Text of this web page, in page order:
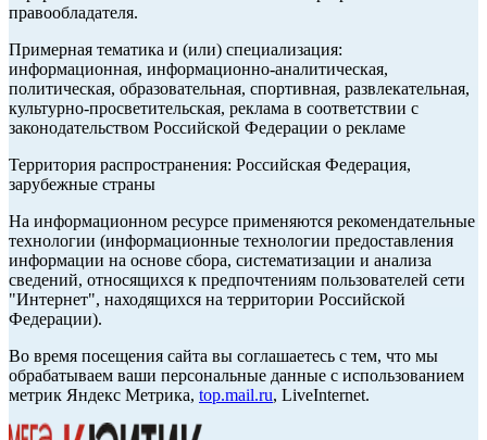
правообладателя.
Примерная тематика и (или) специализация:
информационная, информационно-аналитическая,
политическая, образовательная, спортивная, развлекательная,
культурно-просветительская, реклама в соответствии с
законодательством Российской Федерации о рекламе
Территория распространения: Российская Федерация,
зарубежные страны
На информационном ресурсе применяются рекомендательные
технологии (информационные технологии предоставления
информации на основе сбора, систематизации и анализа
сведений, относящихся к предпочтениям пользователей сети
"Интернет", находящихся на территории Российской
Федерации).
Во время посещения сайта вы соглашаетесь с тем, что мы
обрабатываем ваши персональные данные с использованием
метрик Яндекс Метрика, top.mail.ru, LiveInternet.